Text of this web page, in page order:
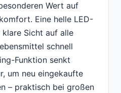
Wert auf
Eine helle LED-
Sicht auf alle
schnell
Funktion senkt
um neu eingekaufte
– praktisch bei großen